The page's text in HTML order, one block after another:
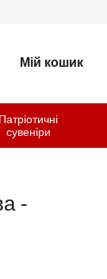
Мій кошик
Патріотичні
сувеніри
-